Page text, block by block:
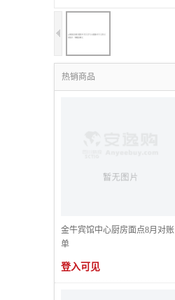
热销商品
金牛宾馆中心厨房面点8月对账
单
登入可见